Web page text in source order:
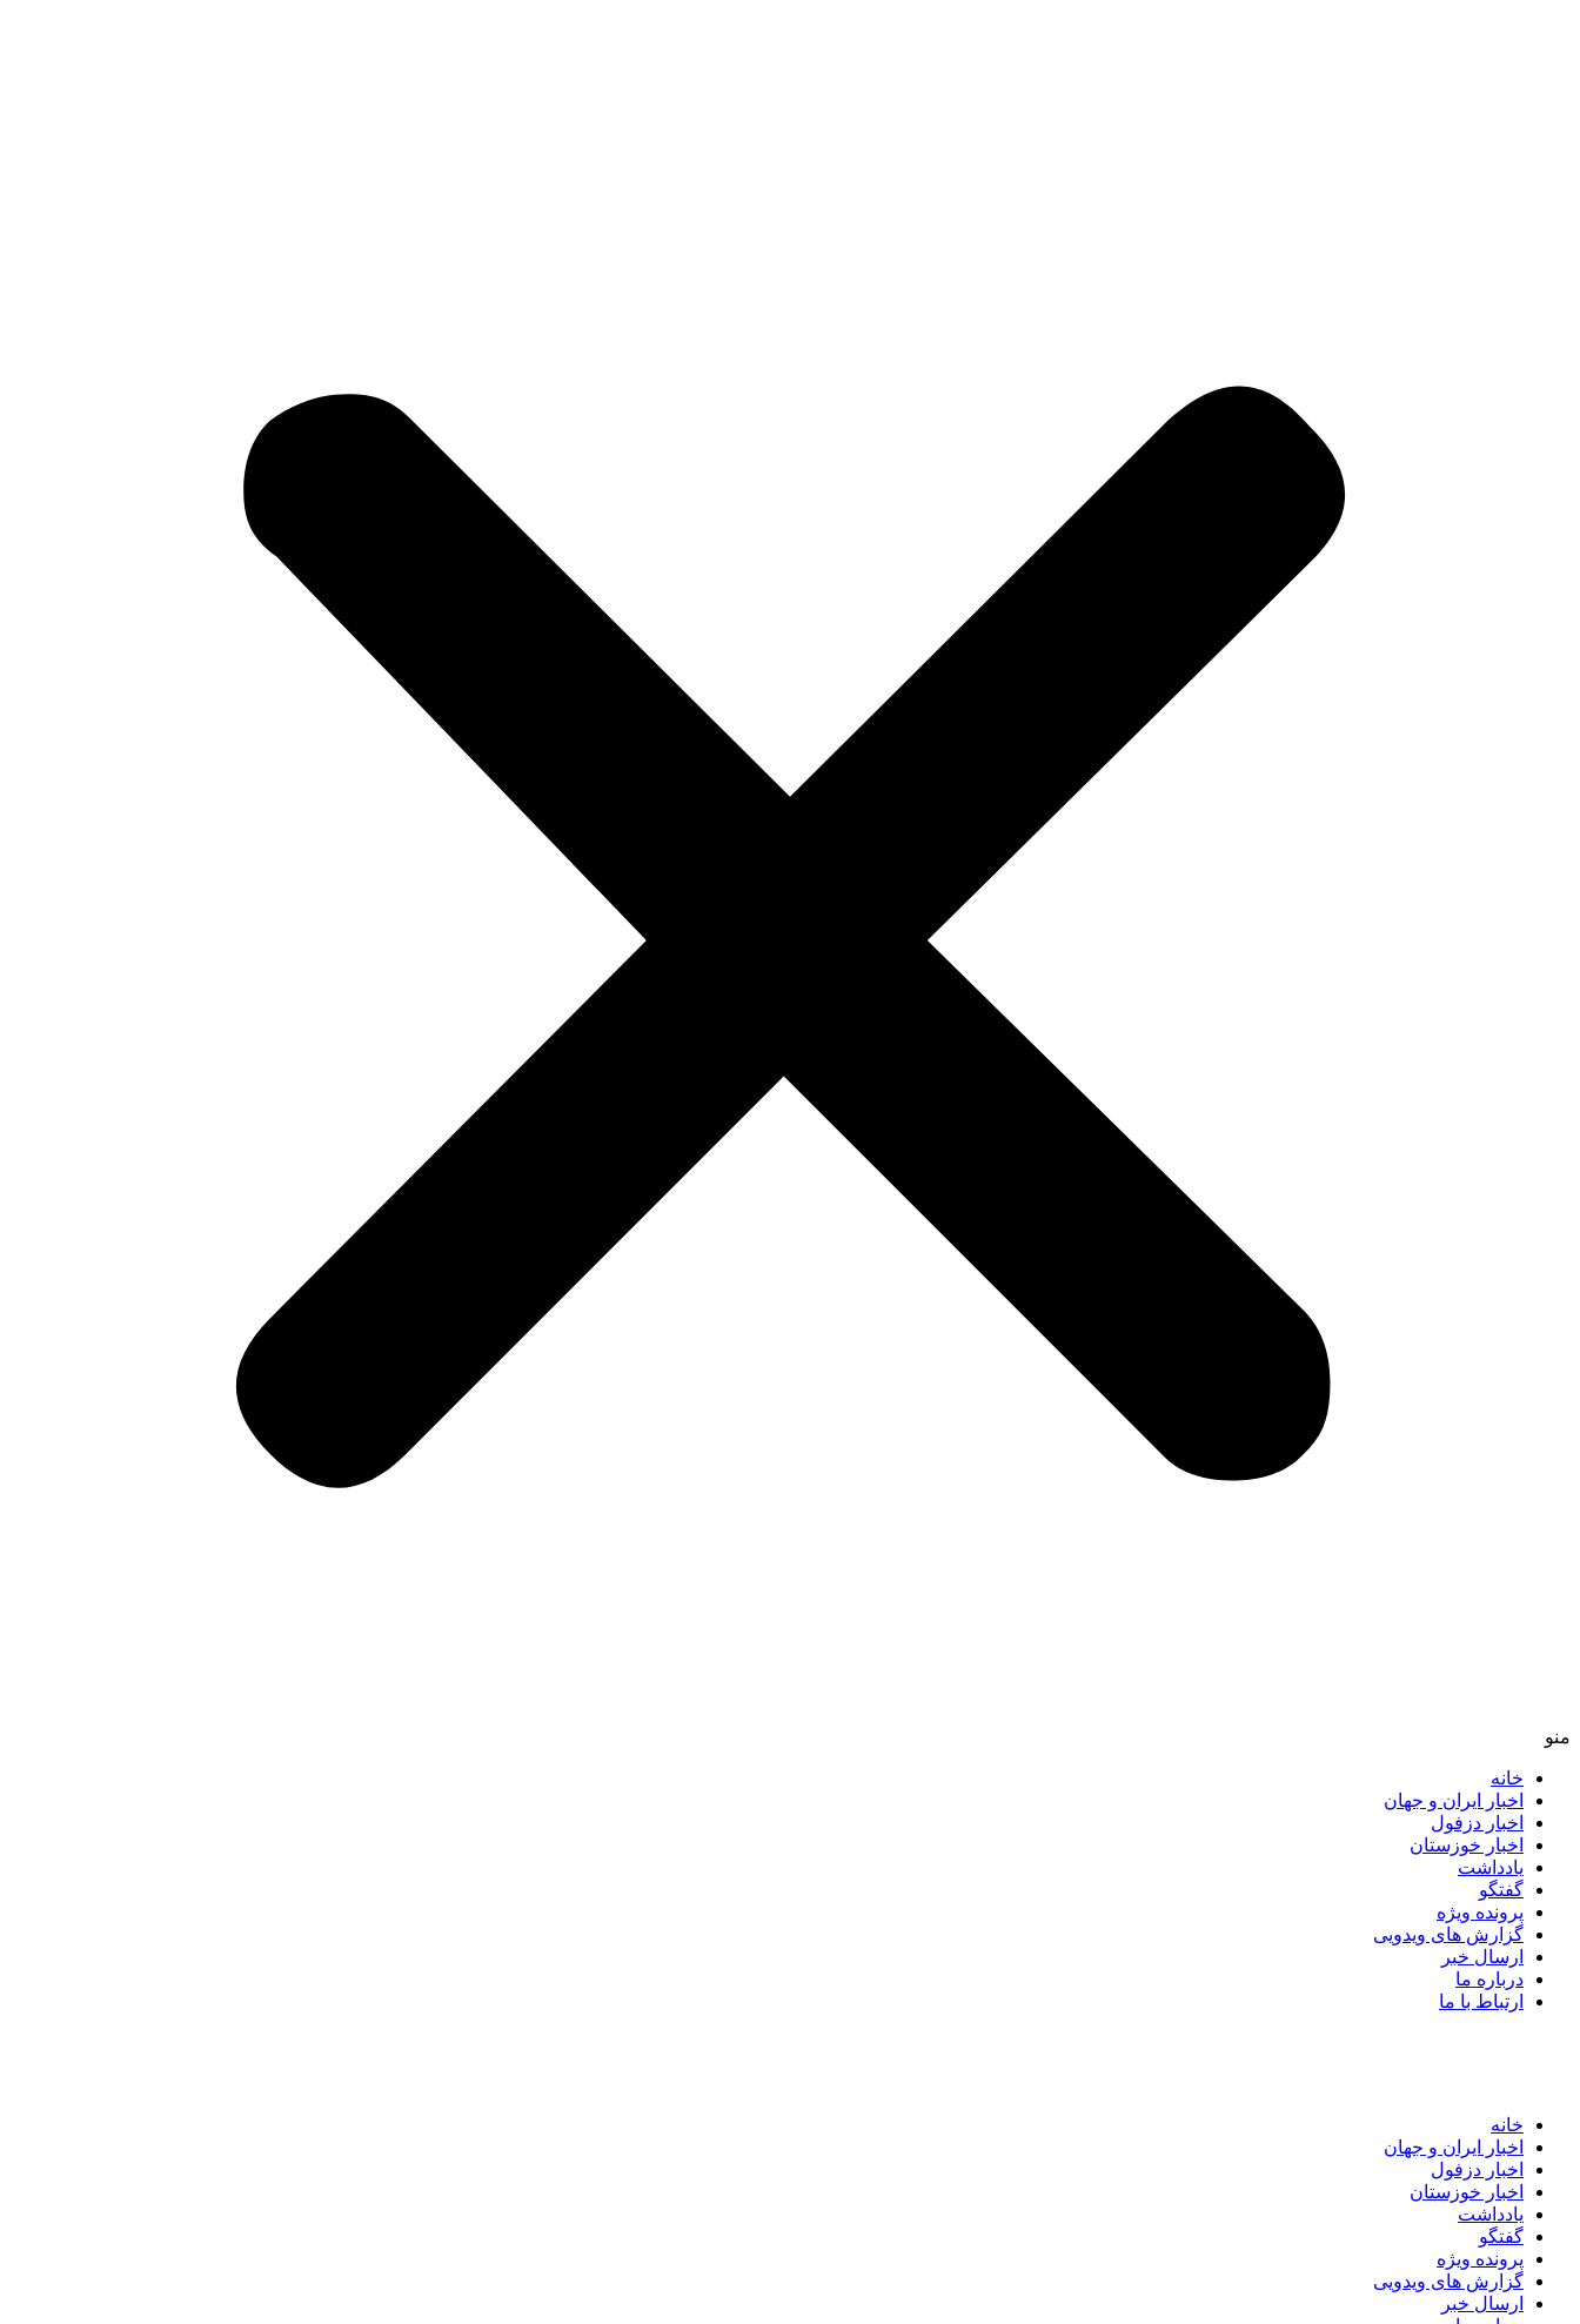
منو
خانه
اخبار ایران و جهان
اخبار دزفول
اخبار خوزستان
یادداشت
گفتگو
پرونده ویژه
گزارش های ویدویی
ارسال خبر
درباره ما
ارتباط با ما
خانه
اخبار ایران و جهان
اخبار دزفول
اخبار خوزستان
یادداشت
گفتگو
پرونده ویژه
گزارش های ویدویی
ارسال خبر